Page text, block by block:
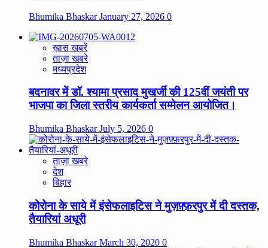
Bhumika BhaskarJanuary 27, 2026 0
ख़ास खबरें
ताज़ा खबरे
मध्यप्रदेश
बदनावर में डॉ. श्यामा प्रसाद मुखर्जी की 125वीं जयंती पर
भाजपा का जिला स्तरीय कार्यकर्ता सम्मेलन आयोजित।
Bhumika BhaskarJuly 5, 2026 0
ताज़ा खबरे
देश
बिहार
कोरोना के साये में इंसेफलाइटिस ने मुज़फ़्फ़रपुर में दी दस्तक,
तैयारियां अधूरी
Bhumika BhaskarMarch 30, 2020 0